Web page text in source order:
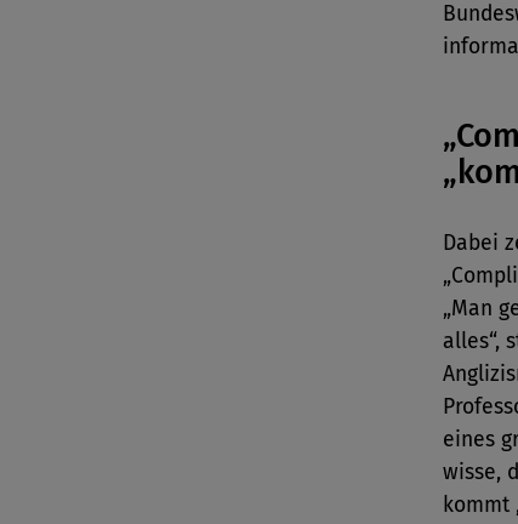
Dabei
„Man
alles“,
eines
wisse,
kommt